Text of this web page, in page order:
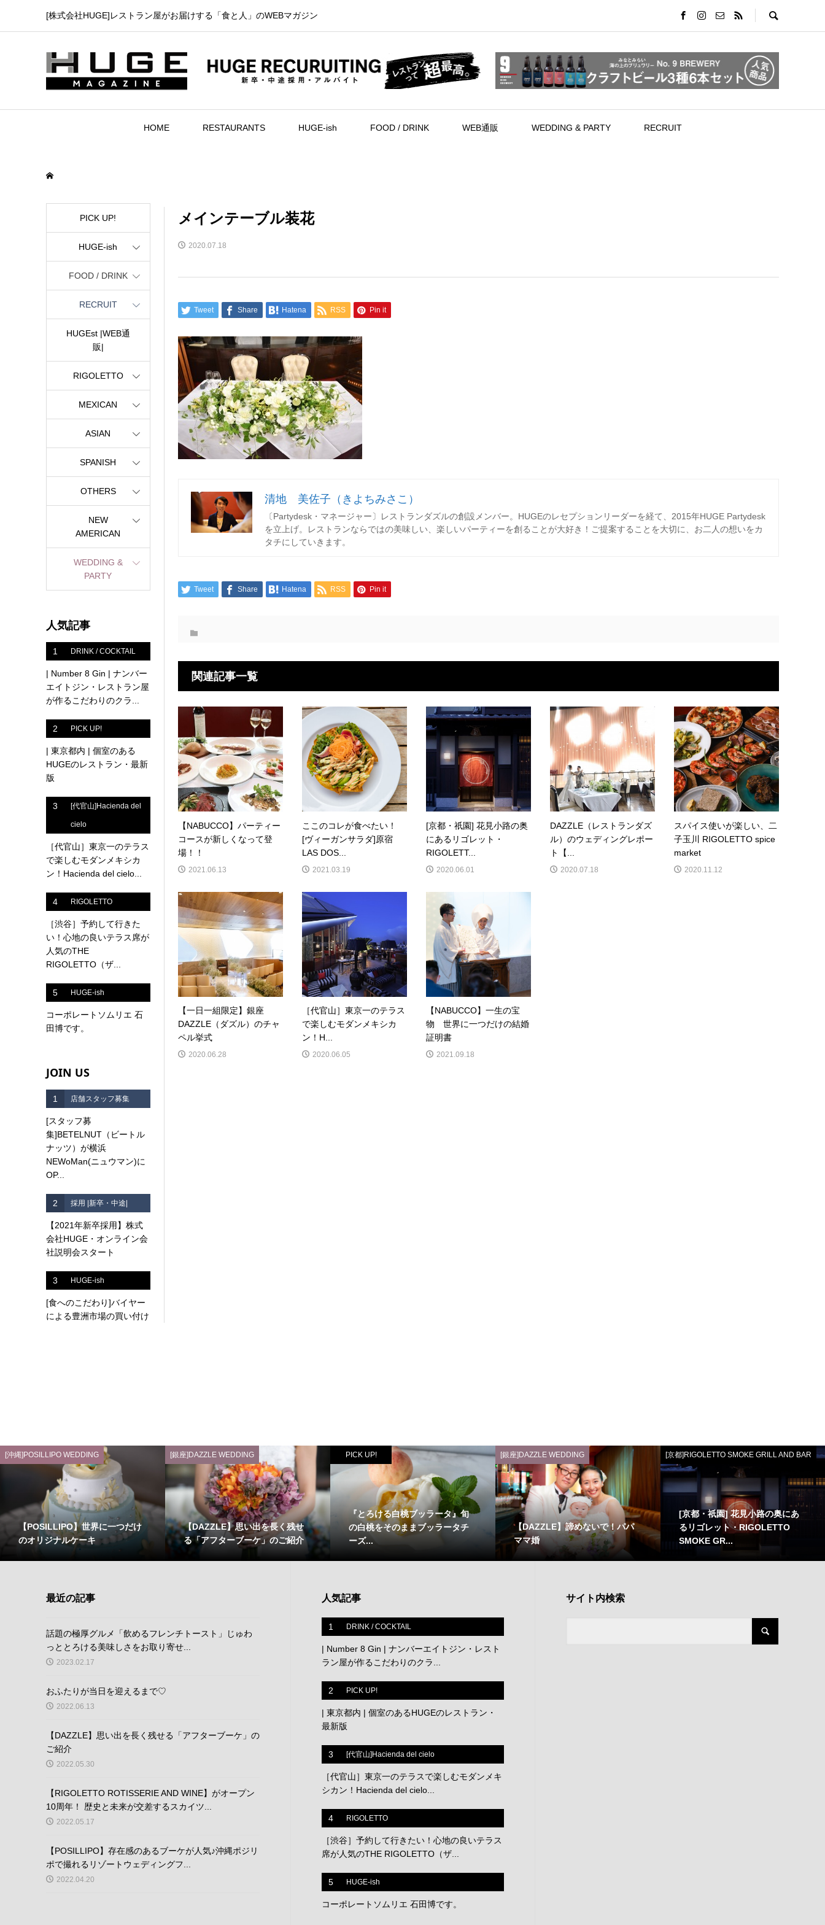
[株式会社HUGE]レストラン屋がお届けする「食と人」のWEBマガジン
HOME RESTAURANTS HUGE-ish FOOD / DRINK WEB通販 WEDDING & PARTY RECRUIT
メインテーブル装花
2020.07.18
Tweet Share Hatena RSS Pin it
清地 美佐子（きよちみさこ）
〔Partydesk・マネージャー〕レストランダズルの創設メンバー。HUGEのレセプションリーダーを経て、2015年HUGE Partydesk
を立上げ。レストランならではの美味しい、楽しいパーティーを創ることが大好き！ご提案することを大切に、お二人の想いをカ
タチにしていきます。
Tweet Share Hatena RSS Pin it
関連記事一覧
【NABUCCO】パーティー
コースが新しくなって登
場！！
2021.06.13
ここのコレが食べたい！
[ヴィーガンサラダ]原宿
LAS DOS...
2021.03.19
[京都・祇園] 花見小路の奥
にあるリゴレット・
RIGOLETT...
2020.06.01
DAZZLE（レストランダズ
ル）のウェディングレポー
ト【...
2020.07.18
スパイス使いが楽しい、二
子玉川 RIGOLETTO spice
market
2020.11.12
【一日一組限定】銀座
DAZZLE（ダズル）のチャ
ペル挙式
2020.06.28
［代官山］東京一のテラス
で楽しむモダンメキシカ
ン！H...
2020.06.05
【NABUCCO】一生の宝
物 世界に一つだけの結婚
証明書
2021.09.18
PICK UP!
HUGE-ish
FOOD / DRINK
RECRUIT
HUGEst |WEB通
販|
RIGOLETTO
MEXICAN
ASIAN
SPANISH
OTHERS
NEW
AMERICAN
WEDDING &
PARTY
人気記事
1 DRINK / COCKTAIL
| Number 8 Gin | ナンバー
エイトジン・レストラン屋
が作るこだわりのクラ...
2 PICK UP!
| 東京都内 | 個室のある
HUGEのレストラン・最新
版
3 [代官山]Hacienda del
cielo
［代官山］東京一のテラス
で楽しむモダンメキシカ
ン！Hacienda del cielo...
4 RIGOLETTO
［渋谷］予約して行きた
い！心地の良いテラス席が
人気のTHE
RIGOLETTO（ザ...
5 HUGE-ish
コーポレートソムリエ 石
田博です。
JOIN US
1 店舗スタッフ募集
[スタッフ募
集]BETELNUT（ビートル
ナッツ）が横浜
NEWoMan(ニュウマン)に
OP...
2 採用 |新卒・中途|
【2021年新卒採用】株式
会社HUGE・オンライン会
社説明会スタート
3 HUGE-ish
[食へのこだわり]バイヤー
による豊洲市場の買い付け
[沖縄]POSILLIPO WEDDING
【POSILLIPO】世界に一つだけ
のオリジナルケーキ
[銀座]DAZZLE WEDDING
【DAZZLE】思い出を長く残せ
る「アフターブーケ」のご紹介
PICK UP!
『とろける白桃ブッラータ』旬
の白桃をそのままブッラータチ
ーズ...
[銀座]DAZZLE WEDDING
【DAZZLE】諦めないで！パパ
ママ婚
[京都]RIGOLETTO SMOKE GRILL AND BAR
[京都・祇園] 花見小路の奥にあ
るリゴレット・RIGOLETTO
SMOKE GR...
最近の記事
話題の極厚グルメ「飲めるフレンチトースト」じゅわ
っととろける美味しさをお取り寄せ...
2023.02.17
おふたりが当日を迎えるまで♡
2022.06.13
【DAZZLE】思い出を長く残せる「アフターブーケ」の
ご紹介
2022.05.30
【RIGOLETTO ROTISSERIE AND WINE】がオープン
10周年！ 歴史と未来が交差するスカイツ...
2022.05.17
【POSILLIPO】存在感のあるブーケが人気♪沖縄ポジリ
ポで撮れるリゾートウェディングフ...
2022.04.20
人気記事
1 DRINK / COCKTAIL
| Number 8 Gin | ナンバーエイトジン・レスト
ラン屋が作るこだわりのクラ...
2 PICK UP!
| 東京都内 | 個室のあるHUGEのレストラン・
最新版
3 [代官山]Hacienda del cielo
［代官山］東京一のテラスで楽しむモダンメキ
シカン！Hacienda del cielo...
4 RIGOLETTO
［渋谷］予約して行きたい！心地の良いテラス
席が人気のTHE RIGOLETTO（ザ...
5 HUGE-ish
コーポレートソムリエ 石田博です。
サイト内検索